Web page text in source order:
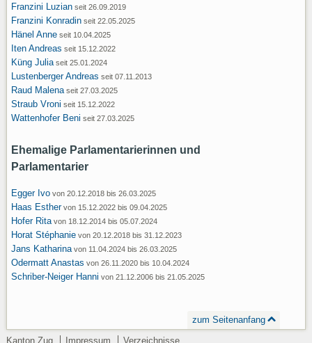
Franzini Luzian seit 26.09.2019
Franzini Konradin seit 22.05.2025
Hänel Anne seit 10.04.2025
Iten Andreas seit 15.12.2022
Küng Julia seit 25.01.2024
Lustenberger Andreas seit 07.11.2013
Raud Malena seit 27.03.2025
Straub Vroni seit 15.12.2022
Wattenhofer Beni seit 27.03.2025
Ehemalige Parlamentarierinnen und
Parlamentarier
Egger Ivo von 20.12.2018 bis 26.03.2025
Haas Esther von 15.12.2022 bis 09.04.2025
Hofer Rita von 18.12.2014 bis 05.07.2024
Horat Stéphanie von 20.12.2018 bis 31.12.2023
Jans Katharina von 11.04.2024 bis 26.03.2025
Odermatt Anastas von 26.11.2020 bis 10.04.2024
Schriber-Neiger Hanni von 21.12.2006 bis 21.05.2025
zum Seitenanfang
Kanton Zug
Impressum Verzeichnisse